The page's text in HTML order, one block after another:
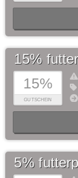
15%
GUTSCHEIN
15%
5%